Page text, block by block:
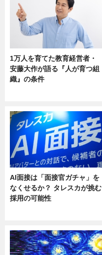
1万人を育てた教育経営者・
安藤大作が語る『人が育つ組
織』の条件
AI面接は「面接官ガチャ」を
なくせるか？ タレスカが挑む
採用の可能性